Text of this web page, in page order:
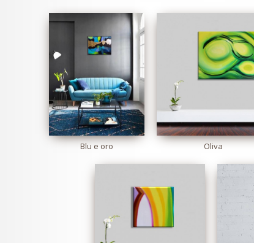
Blu e oro Oliva